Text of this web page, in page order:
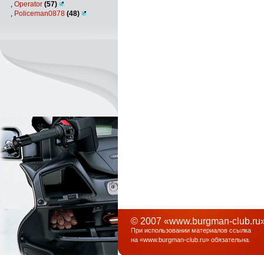
Operator (57)
Policeman0878 (48)
© 2007 «www.burgman-
При использовании материалов ссылка
на «www.burgman-club.ru» обязательна